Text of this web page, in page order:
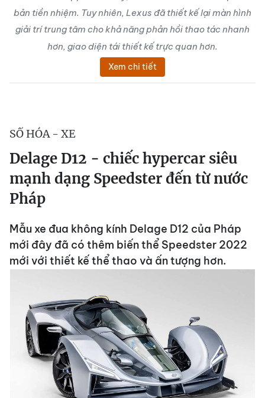
bản tiền nhiệm. Tuy nhiên, Lexus đã thiết kế lại màn hình
giải trí trung tâm cho khả năng phản hồi thao tác nhanh
hơn, giao diện tái thiết kế trực quan hơn.
Xem chi tiết
SỐ HÓA - XE
Delage D12 - chiếc hypercar siêu
mạnh dạng Speedster đến từ nước
Pháp
Mẫu xe đua không kính Delage D12 của Pháp
mới đây đã có thêm biến thể Speedster 2022
mới với thiết kế thể thao và ấn tượng hơn.